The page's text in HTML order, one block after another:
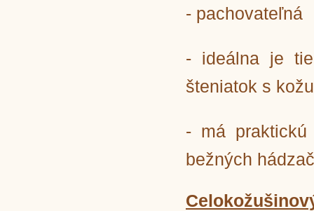
- pachovateľná
- ideálna je
šteniatok s
- má
bežných